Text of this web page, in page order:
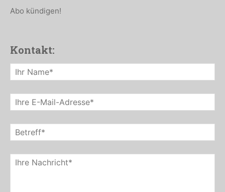
Abo kündigen!
Kontakt: